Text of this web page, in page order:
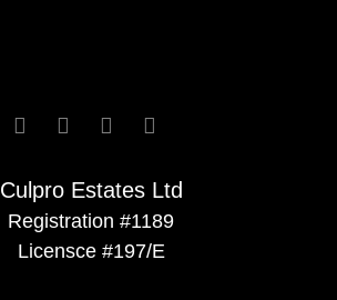
Culpro Estates Ltd
Registration #1189
Licensce #197/E
   